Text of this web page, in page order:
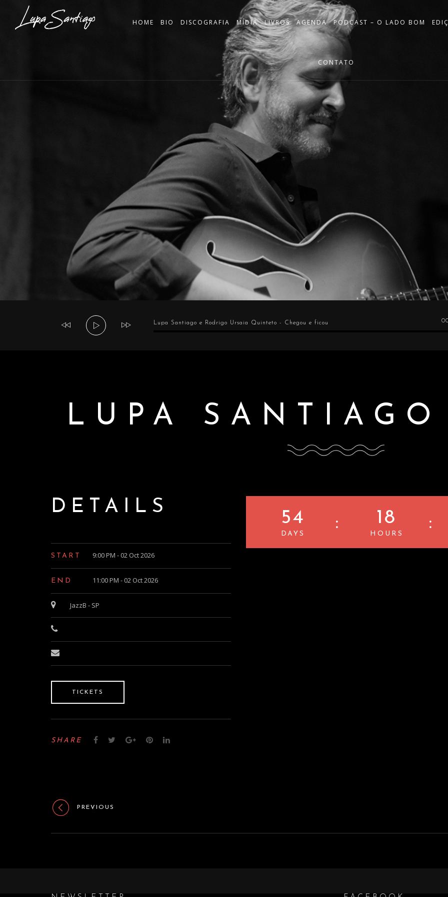
HOME BIO DISCOGRAFIA MÍDIA LIVROS AGENDA PODCAST – O LADO BOM
CONTATO
Lupa Santiago e Rodrigo Ursaia Quinteto - Chegou e ficou
LUPA SANTIAGO
DETAILS
START 9:00 PM - 02 Oct 2026
END 11:00 PM - 02 Oct 2026
JazzB - SP
TICKETS
SHARE
54 18
DAYS HOURS
PREVIOUS